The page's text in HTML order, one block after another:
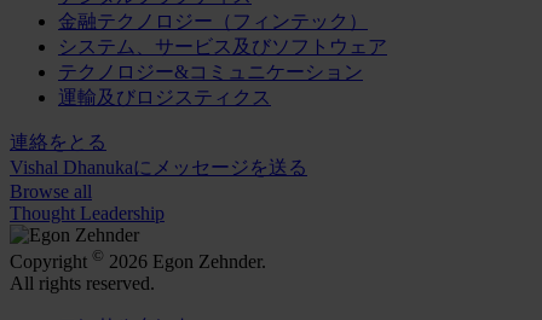
金融テクノロジー（フィンテック）
システム、サービス及びソフトウェア
テクノロジー&コミュニケーション
運輸及びロジスティクス
連絡をとる
Vishal Dhanukaにメッセージを送る
Browse all
Thought Leadership
Copyright © 2026 Egon Zehnder.
All rights reserved.